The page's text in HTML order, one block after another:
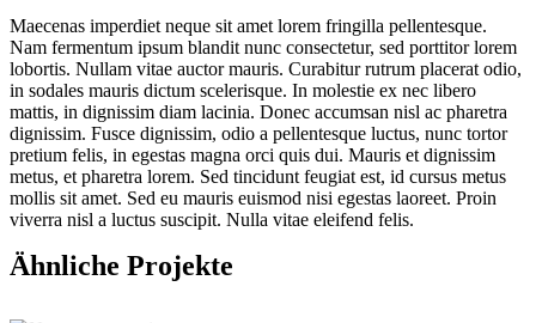
Maecenas imperdiet neque sit amet lorem fringilla pellentesque.
Nam fermentum ipsum blandit nunc consectetur, sed porttitor lorem
lobortis. Nullam vitae auctor mauris. Curabitur rutrum placerat odio,
in sodales mauris dictum scelerisque. In molestie ex nec libero
mattis, in dignissim diam lacinia. Donec accumsan nisl ac pharetra
dignissim. Fusce dignissim, odio a pellentesque luctus, nunc tortor
pretium felis, in egestas magna orci quis dui. Mauris et dignissim
metus, et pharetra lorem. Sed tincidunt feugiat est, id cursus metus
mollis sit amet. Sed eu mauris euismod nisi egestas laoreet. Proin
viverra nisl a luctus suscipit. Nulla vitae eleifend felis.
Ähnliche Projekte